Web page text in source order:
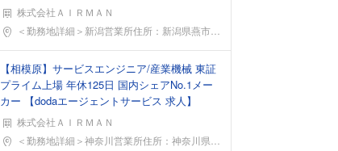
株式会社ＡＩＲＭＡＮ
勤務地＜勤務地詳細＞新潟営業所住所：新潟県燕市笹曲5-2
【相模原】サービスエンジニア/産業機械 東証
プライム上場 年休125日 国内シェアNo.1メー
カー 【dodaエージェントサービス 求人】
株式会社ＡＩＲＭＡＮ
勤務地＜勤務地詳細＞神奈川営業所住所：神奈川県相模原市中